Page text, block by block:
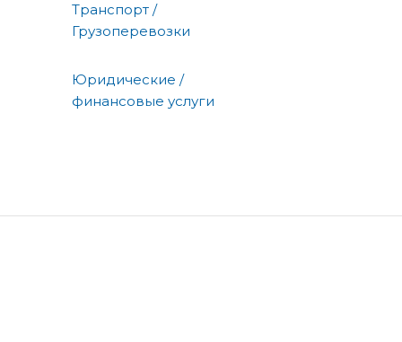
Транспорт /
Грузоперевозки
Юридические /
финансовые услуги